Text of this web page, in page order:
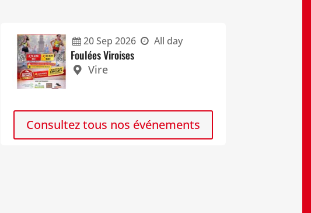
20Sep 2026 All day
Foulées Viroises
Vire
Consultez tous nos événements